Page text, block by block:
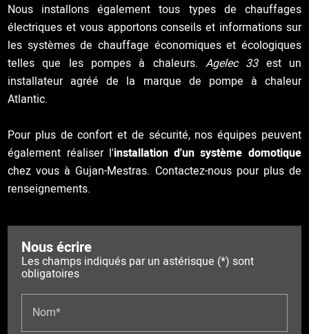
Nous installons également tous types de chauffages
électriques et vous apportons conseils et informations sur
les systèmes de chauffage économiques et écologiques
telles que les pompes à chaleurs. Agelec 33est un
installateur agréé de la marque de pompe à chaleur
Atlantic.
Pour plus de confort et de sécurité, nos équipes peuvent
également réaliser l'installation d'un système domotique
chez vous à Gujan-Mestras. Contactez-nous pour plus de
renseignements.
Nous écrire
Les champs indiqués par un astérisque (*) sont
obligatoires
Nom*